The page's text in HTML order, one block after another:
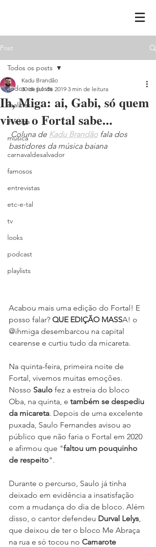
Post
Todos os posts
realities
ih,miga
música
carnavaldesalvador
famosos
entrevistas
etc-e-tal
tv
looks
podcast
playlists
Todos os posts
Ih, Miga: ai, Gabi, só quem
viveu o Fortal sabe...
Kadu Brandão
30 de jul. de 2019 3 min de leitura
Coluna de Kadu Brandão fala dos
bastidores da música baiana
Acabou mais uma edição do Fortal! E
posso falar? QUE EDIÇÃO MASSA! o
@ihmiga desembarcou na capital
cearense e curtiu tudo da micareta.
Na quinta-feira, primeira noite de
Fortal, vivemos muitas emoções.
Nosso Saulo fez a estreia do bloco
Oba, na quinta, e também se despediu
da micareta. Depois de uma excelente
puxada, Saulo Fernandes avisou ao
público que não faria o Fortal em 2020
e afirmou que "faltou um pouquinho
de respeito".
Durante o percurso, Saulo já tinha
deixado em evidência a insatisfação
com a mudança do dia de bloco. Além
disso, o cantor defendeu Durval Lelys,
que deixou de ter o bloco Me Abraça
na rua e só tocou no Camarote